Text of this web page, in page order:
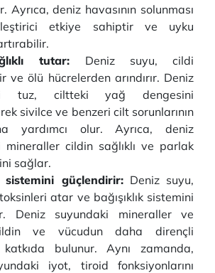
Ayrıca, deniz havasının solunması
etkiye sahiptir ve uyku
tutar: Deniz suyu, cildi
ve ölü hücrelerden arındırır. Deniz
tuz, ciltteki yağ dengesini
sivilce ve benzeri cilt sorunlarının
yardımcı olur. Ayrıca, deniz
mineraller cildin sağlıklı ve parlak
sağlar.
sistemini güçlendirir:Deniz suyu,
atar ve bağışıklık sistemini
Deniz suyundaki mineraller ve
ve vücudun daha dirençli
katkıda bulunur. Aynı zamanda,
iyot, tiroid fonksiyonlarını